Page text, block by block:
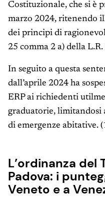
Costituzionale, che si è
marzo 2024, ritenendo
dei principi di
25 comma 2 a) della
In seguito a questa
dall’aprile 2024 ha
ERP ai richiedenti
graduatorie, limitandosi
di emergenze abitative.
L’ordinanza del
Padova: i
Veneto e a